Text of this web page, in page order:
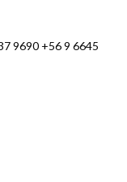
9690 +56 9 6645